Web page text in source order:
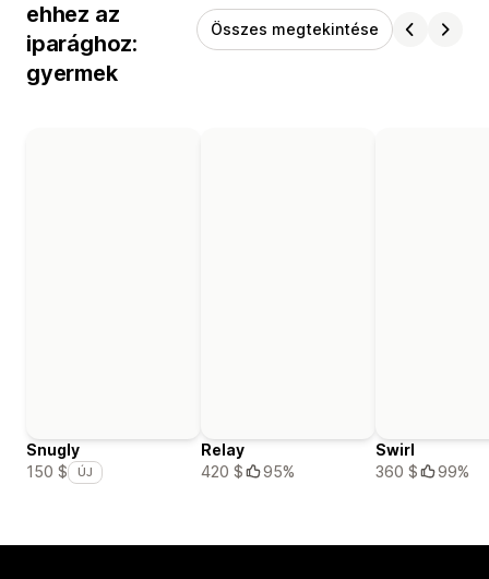
ehhez az
iparághoz:
gyermek
Összes megtekintése
Snugly
150 $
ÚJ
Relay
420 $
95%
Swirl
360 $
99%